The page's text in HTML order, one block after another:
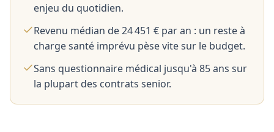
enjeu du quotidien.
Revenu médian de 24 451 € par an : un reste à
charge santé imprévu pèse vite sur le budget.
Sans questionnaire médical jusqu'à 85 ans sur
la plupart des contrats senior.